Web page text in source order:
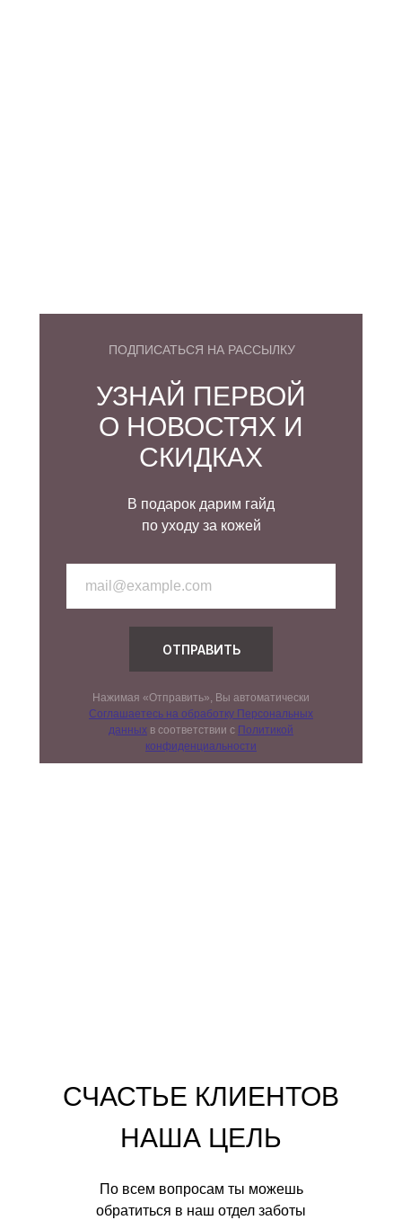
ПОДПИСАТЬСЯ НА РАССЫЛКУ
УЗНАЙ ПЕРВОЙ
О НОВОСТЯХ И
СКИДКАХ
В подарок дарим гайд
по уходу за кожей
ОТПРАВИТЬ
Нажимая «Отправить», Вы автоматически
Соглашаетесь на обработку Персональных
данных в соответствии с Политикой
конфиденциальности
СЧАСТЬЕ КЛИЕНТОВ
НАША ЦЕЛЬ
По всем вопросам ты можешь
обратиться в наш отдел заботы